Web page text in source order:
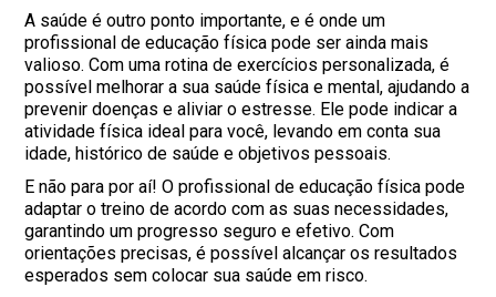
A saúde é outro ponto importante, e é onde um
profissional de educação física pode ser ainda mais
valioso. Com uma rotina de exercícios personalizada, é
possível melhorar a sua saúde física e mental, ajudando a
prevenir doenças e aliviar o estresse. Ele pode indicar a
atividade física ideal para você, levando em conta sua
idade, histórico de saúde e objetivos pessoais.
E não para por aí! O profissional de educação física pode
adaptar o treino de acordo com as suas necessidades,
garantindo um progresso seguro e efetivo. Com
orientações precisas, é possível alcançar os resultados
esperados sem colocar sua saúde em risco.